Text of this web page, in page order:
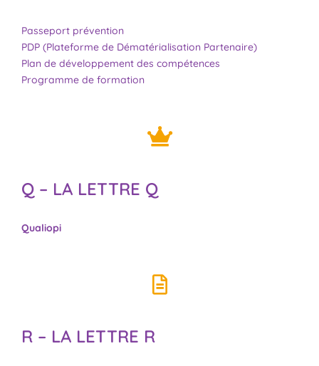
Passeport prévention
PDP (Plateforme de Dématérialisation Partenaire)
Plan de développement des compétences
Programme de formation
Q – LA LETTRE Q
Qualiopi
R – LA LETTRE R